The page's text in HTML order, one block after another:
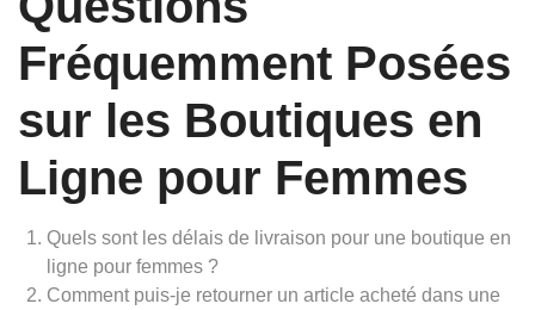
Fréquemment Posées
sur les Boutiques en
Ligne pour Femmes
Quels sont les délais de livraison pour une boutique en
ligne pour femmes ?
Comment puis-je retourner un article acheté dans une